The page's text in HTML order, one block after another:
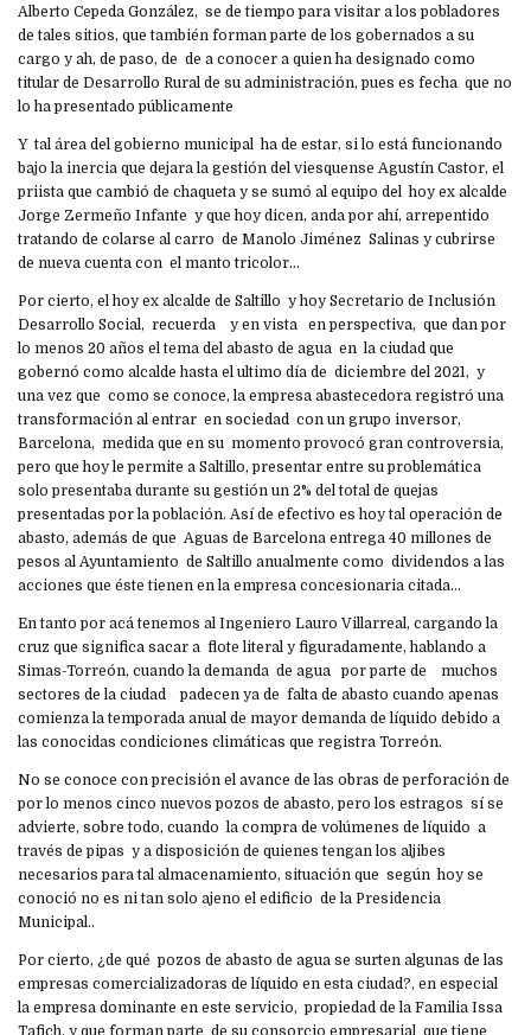
Alberto Cepeda González, se de tiempo para visitar a los pobladores
de tales sitios, que también forman parte de los gobernados a su
cargo y ah, de paso, de de a conocer a quien ha designado como
titular de Desarrollo Rural de su administración, pues es fecha que no
lo ha presentado públicamente
Y tal área del gobierno municipal ha de estar, si lo está funcionando
bajo la inercia que dejara la gestión del viesquense Agustín Castor, el
priista que cambió de chaqueta y se sumó al equipo del hoy ex alcalde
Jorge Zermeño Infante y que hoy dicen, anda por ahí, arrepentido
tratando de colarse al carro de Manolo Jiménez Salinas y cubrirse
de nueva cuenta con el manto tricolor…
Por cierto, el hoy ex alcalde de Saltillo y hoy Secretario de Inclusión
Desarrollo Social, recuerda y en vista en perspectiva, que dan por
lo menos 20 años el tema del abasto de agua en la ciudad que
gobernó como alcalde hasta el ultimo día de diciembre del 2021, y
una vez que como se conoce, la empresa abastecedora registró una
transformación al entrar en sociedad con un grupo inversor,
Barcelona, medida que en su momento provocó gran controversia,
pero que hoy le permite a Saltillo, presentar entre su problemática
solo presentaba durante su gestión un 2% del total de quejas
presentadas por la población. Así de efectivo es hoy tal operación de
abasto, además de que Aguas de Barcelona entrega 40 millones de
pesos al Ayuntamiento de Saltillo anualmente como dividendos a las
acciones que éste tienen en la empresa concesionaria citada…
En tanto por acá tenemos al Ingeniero Lauro Villarreal, cargando la
cruz que significa sacar a flote literal y figuradamente, hablando a
Simas-Torreón, cuando la demanda de agua por parte de muchos
sectores de la ciudad padecen ya de falta de abasto cuando apenas
comienza la temporada anual de mayor demanda de líquido debido a
las conocidas condiciones climáticas que registra Torreón.
No se conoce con precisión el avance de las obras de perforación de
por lo menos cinco nuevos pozos de abasto, pero los estragos sí se
advierte, sobre todo, cuando la compra de volúmenes de líquido a
través de pipas y a disposición de quienes tengan los aljibes
necesarios para tal almacenamiento, situación que según hoy se
conoció no es ni tan solo ajeno el edificio de la Presidencia
Municipal..
Por cierto, ¿de qué pozos de abasto de agua se surten algunas de las
empresas comercializadoras de líquido en esta ciudad?, en especial
la empresa dominante en este servicio, propiedad de la Familia Issa
Tafich, y que forman parte de su consorcio empresarial que tiene